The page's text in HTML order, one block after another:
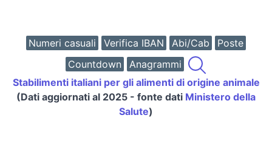
Numeri casuali Verifica IBAN Abi/Cab
Poste
Countdown
Anagrammi
Stabilimenti italiani per gli alimenti di origine animale
(Dati aggiornati al 2025 - fonte dati Ministero della
Salute)